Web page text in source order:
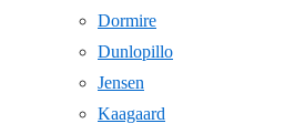
Dormire
Dunlopillo
Jensen
Kaagaard